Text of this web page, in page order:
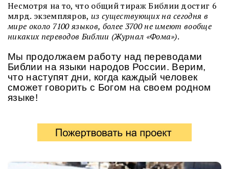
Несмотря на то, что общий тираж Библии достиг 6
млрд. экземпляров,из существующих на сегодня в
мире около 7100 языков, более 3700 не имеют вообще
никаких переводов Библии (Журнал «Фома»).
Мы продолжаем работу над переводами
Библии на языки народов России. Верим,
что наступят дни, когда каждый человек
сможет говорить с Богом на своем родном
языке!